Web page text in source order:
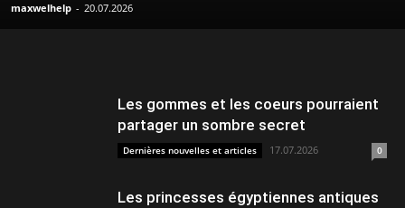
maxwelhelp - 20.07.2026
Les gommes et les coeurs pourraient
partager un sombre secret
Dernières nouvelles et articles 17.07.2026 0
Les princesses égyptiennes antiques